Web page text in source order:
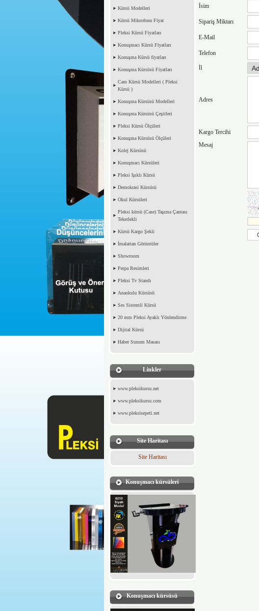
Kürsü Modelleri
Kürsü Mikrofonu Fiyat
Pleksi Kürsü Fiyatları
Konuşmacı Kürsü Fiyatları
Konuşma Kürsü fiyatları
Konuşma Kürsüsü Fiyatları
Cam Kürsü Modelleri ( Pleksi
Kürsü )
Konuşma Kürsüsü Modelleri
Konuşma Kürsüsü Çeşitleri
Pleksi Kürsü Ölçüleri
Konuşma Kürsüsü Ölçüleri
Kolej Kürsüsü
Konuşmacı Kürsüleri
Pleksi Işıklı Kürsü
Demokrasi Kürsüsü
Okul Kürsüleri
Pleksi kürsü (Case) Taşıma Çantası
Tekerlekli
Kürsü Kargo Şekli
İmalattan Görüntüler
Showroom
Perpa Resimleri
Pleksi Tv Standı
Anaokulu Kürsüsü
Ses Sistemli Kürsü
20 mm Pleksi Ayaklı Yönlendirme
Dijital Kürsü
Haber Sunum Masası
Linkler
www.pleksikursu.net
www.pleksikursu.com
www.pleksisepeti.net
Site Haritası
Site Haritası
Konuşmacı kürsüleri
Konuşmacı kürsüsü
İsim
Sipariş Miktarı
E-Mail
Telefon
İl
Adres
Kargo Tercihi
Mesaj